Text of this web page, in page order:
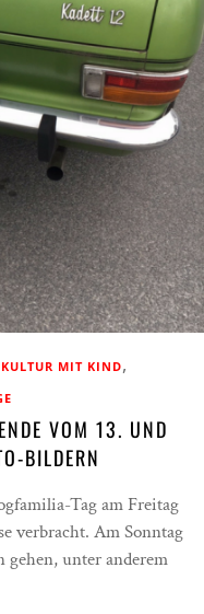
KULTUR MIT KIND,
VOM 13. UND
BILDERN
Tag am Freitag
verbracht. Am Sonntag
unter anderem